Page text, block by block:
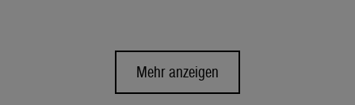
Mehr anzeigen